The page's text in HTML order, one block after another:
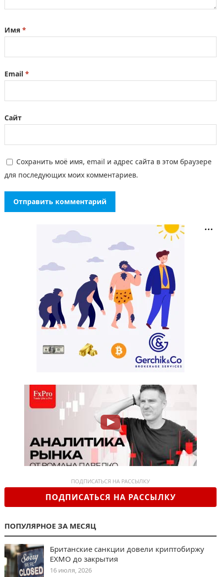
Имя *
Email *
Сайт
Сохранить моё имя, email и адрес сайта в этом браузере
для последующих моих комментариев.
ПОДПИСАТЬСЯ НА РАССЫЛКУ
ПОДПИСАТЬСЯ НА РАССЫЛКУ
ПОПУЛЯРНОЕ ЗА МЕСЯЦ
Британские санкции довели криптобиржу
EXMO до закрытия
16 июля, 2026